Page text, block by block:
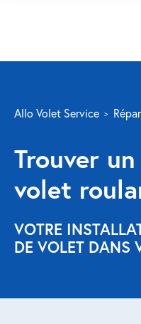
Volet roulant
Réparation
Volet roulant Velux
Réparation store banne
Allo Volet Service
Trouver
volet
VOTRE
DE VOLET DANS